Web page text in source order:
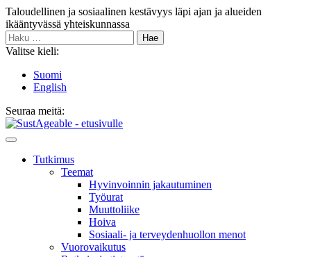
Siirry
sisältöön
Taloudellinen ja sosiaalinen kestävyys läpi ajan ja alueiden
ikääntyvässä yhteiskunnassa
Haku:
Valitse kieli:
Suomi
English
Seuraa meitä:
Bluesky
Main
Tutkimus
Teemat
Hyvinvoin­nin jakautuminen
Työurat
Muutto­liike
Hoiva
Sosiaali- ja terveyden­huollon menot
Vuorovaikutus